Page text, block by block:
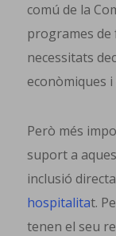
comú de la
programes de
necessitats
econòmiques
Però més
suport a
inclusió
hospitalitat.
tenen el seu